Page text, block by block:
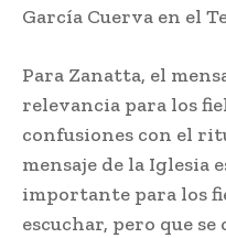
García Cuerva en el
Para Zanatta, el
relevancia para los
confusiones con el
mensaje de la Iglesia
importante para los
escuchar, pero que